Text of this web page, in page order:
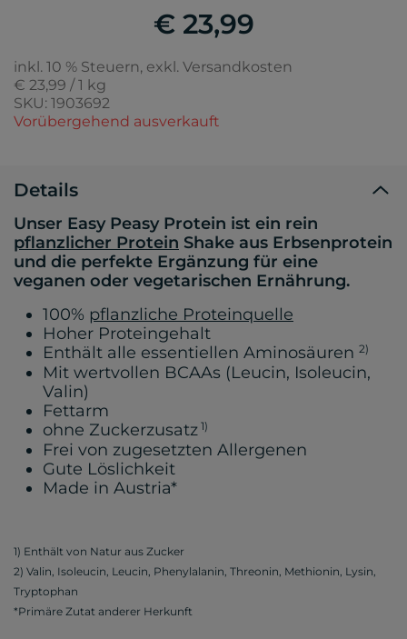
€ 23,99
inkl. 10 % Steuern, exkl. Versandkosten
€ 23,99 / 1 kg
SKU: 1903692
Vorübergehend ausverkauft
Details
Unser Easy Peasy Protein ist ein rein
pflanzlicher Protein Shake aus Erbsenprotein
und die perfekte Ergänzung für eine
veganen oder vegetarischen Ernährung.
100% pflanzliche Proteinquelle
Hoher Proteingehalt
Enthält alle essentiellen Aminosäuren 2)
Mit wertvollen BCAAs (Leucin, Isoleucin,
Valin)
Fettarm
ohne Zuckerzusatz 1)
Frei von zugesetzten Allergenen
Gute Löslichkeit
Made in Austria*
1) Enthält von Natur aus Zucker
2) Valin, Isoleucin, Leucin, Phenylalanin, Threonin, Methionin, Lysin,
Tryptophan
*Primäre Zutat anderer Herkunft